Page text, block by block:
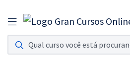
Assinatura Ilimitada 11
Acesso a todos os cursos. Teste grátis por 7 dias!